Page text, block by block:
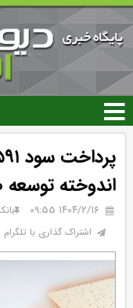
اندوخته توسعه
۱۴۰۴/۲/۱۶ 09:55
اشتراک گذاری با تلگرام